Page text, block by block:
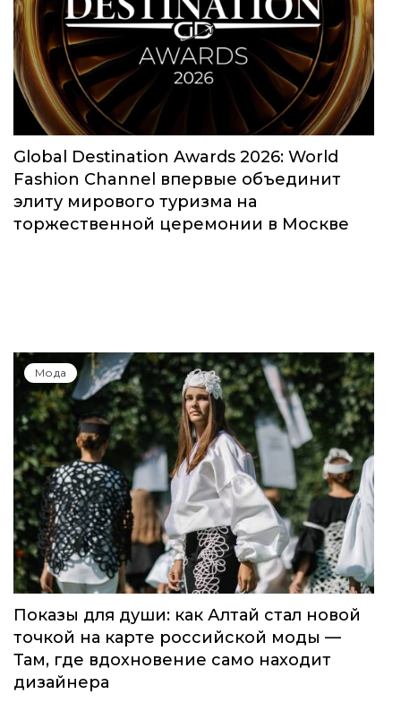
Global Destination Awards 2026: World
Fashion Channel впервые объединит
элиту мирового туризма на
торжественной церемонии в Москве
Мода
Показы для души: как Алтай стал новой
точкой на карте российской моды —
Там, где вдохновение само находит
дизайнера